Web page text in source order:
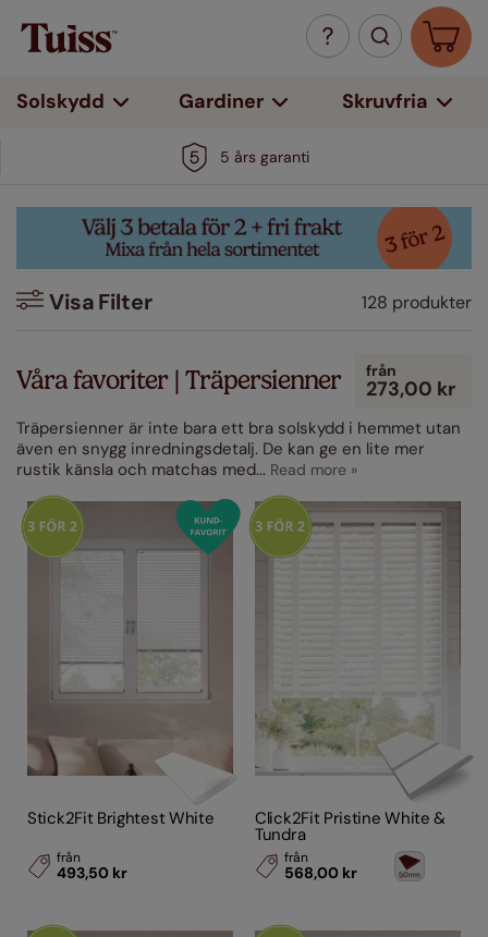
Solskydd Gardiner Skruvfria
5 års garanti
VisaFilter 128 produkter
Vit (30)
Brun
Grå/Silver
Medium trä (30)
Våra favoriter | Träpersienner från
273,00 kr
Träpersienner är inte bara ett bra solskydd i hemmet utan
även en snygg inredningsdetalj. De kan ge en lite mer
rustik känsla och matchas med...
Stick2Fit Brightest White
från
493,50 kr
Click2Fit Pristine White &
Tundra
från
568,00 kr